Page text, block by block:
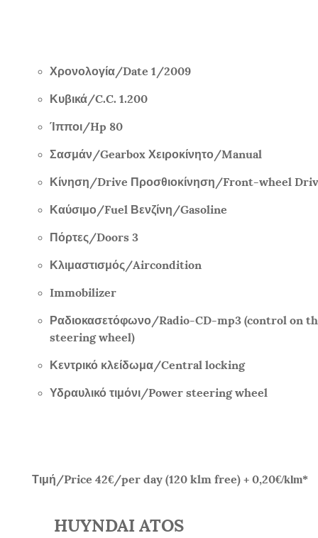
Χρονολογία/Date 1/2009
Κυβικά/C.C. 1.200
Ίπποι/Hp 80
Σασμάν/GearboxΧειροκίνητο/Manual
Κίνηση/Drive Προσθιοκίνηση/Front-wheel
Καύσιμο/Fuel Βενζίνη/Gasoline
Πόρτες/Doors 3
Κλιμαστισμός/Aircondition
Immobilizer
Ραδιοκασετόφωνο/Radio-CD-mp3 (control on
steering wheel)
Κεντρικό κλείδωμα/Central locking
Υδραυλικό τιμόνι/Power steering wheel
Τιμή/Price 42€/per day (120 klm free) + 0,20€/klm*
HUYNDAI ATOS